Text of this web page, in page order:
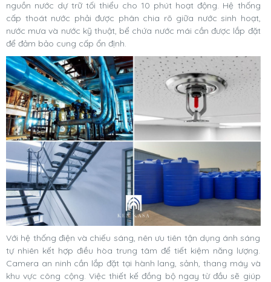
nguồn nước dự trữ tối thiểu cho 10 phút hoạt động. Hệ thống
cấp thoát nước phải được phân chia rõ giữa nước sinh hoạt,
nước mưa và nước kỹ thuật, bể chứa nước mái cần được lắp đặt
để đảm bảo cung cấp ổn định.
Với hệ thống điện và chiếu sáng, nên ưu tiên tận dụng ánh sáng
tự nhiên kết hợp điều hòa trung tâm để tiết kiệm năng lượng.
Camera an ninh cần lắp đặt tại hành lang, sảnh, thang máy và
khu vực công cộng. Việc thiết kế đồng bộ ngay từ đầu sẽ giúp